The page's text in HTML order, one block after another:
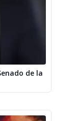
de la